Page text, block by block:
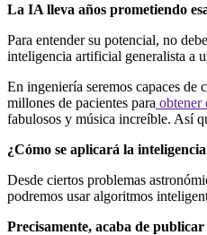
La IA lleva años prometiendo
Para entender su potencial, no
inteligencia artificial generalista a
En ingeniería seremos capaces de
millones de pacientes para obtener
fabulosos y música increíble. Así
¿Cómo se aplicará la
Desde ciertos problemas
podremos usar algoritmos
Precisamente, acaba de